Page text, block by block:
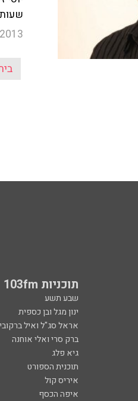
תוכניות 103fm
שבע תשע
ינון מגל ובן כספית
אראל סג"ל ואיל
ברק סרי ואלי אוחנה
גיא פלג
תוכנית הספורט
איריס קול
איפה הכסף